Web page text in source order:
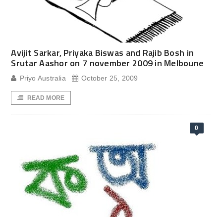
Avijit Sarkar, Priyaka Biswas and Rajib Bosh in
Srutar Aashor on 7 november 2009 in Melboune
Priyo Australia October 25, 2009
READ MORE
0